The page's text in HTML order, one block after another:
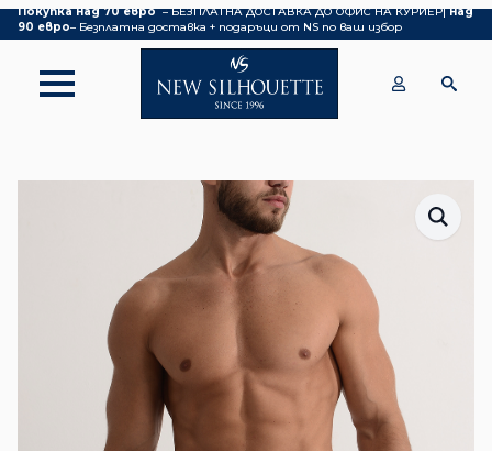
Покупка над 70 евро– БЕЗПЛАТНА ДОСТАВКА ДО ОФИС НА КУРИЕР|над
90 евро– Безплатна доставка + подаръци от NS по ваш избор